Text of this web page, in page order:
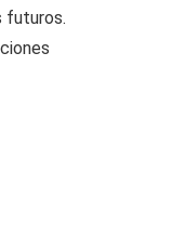
futuros.